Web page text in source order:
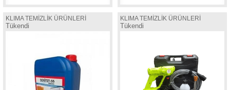
KLIMA TEMİZLİK ÜRÜNLERİ
Tükendi
KLIMA TEMİZLİK ÜRÜNLERİ
Tükendi